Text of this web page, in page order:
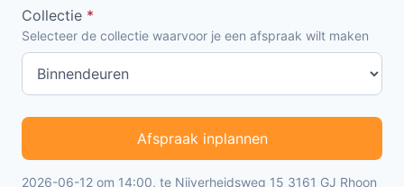
Collectie *
Selecteer de collectie waarvoor je een afspraak wilt maken
Afspraak inplannen
2026-06-12 om 14:00, te Nijverheidsweg 15 3161 GJ Rhoon